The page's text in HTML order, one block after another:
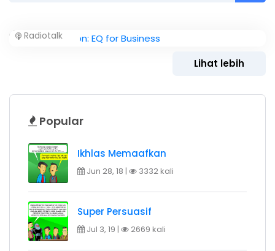
Radiotalk
Lihat lebih
Popular
Ikhlas Memaafkan
Jun 28, 18 | 3332 kali
Super Persuasif
Jul 3, 19 | 2669 kali